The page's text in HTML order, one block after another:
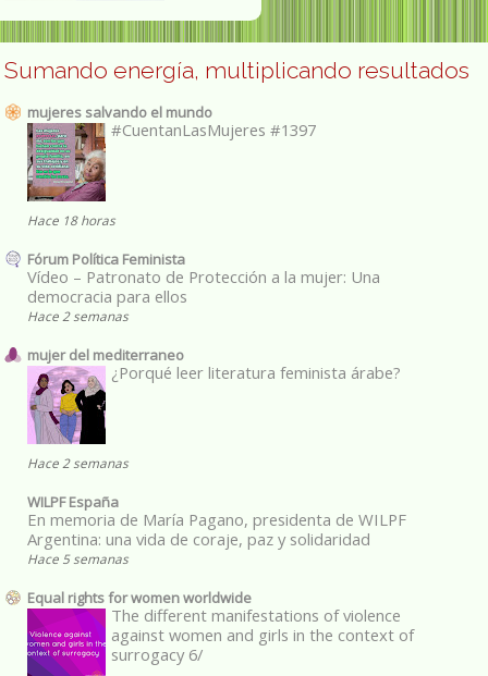
Sumando energía, multiplicando resultados
mujeres salvando el mundo
#CuentanLasMujeres #1397
Hace 18 horas
Fórum Política Feminista
Vídeo – Patronato de Protección a la mujer: Una
democracia para ellos
Hace 2 semanas
mujer del mediterraneo
¿Porqué leer literatura feminista árabe?
Hace 2 semanas
WILPF España
En memoria de María Pagano, presidenta de WILPF
Argentina: una vida de coraje, paz y solidaridad
Hace 5 semanas
Equal rights for women worldwide
The different manifestations of violence
against women and girls in the context of
surrogacy 6/